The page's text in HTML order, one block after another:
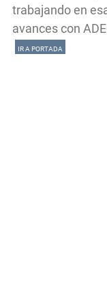
trabajando en
avances con
IR A PORTADA